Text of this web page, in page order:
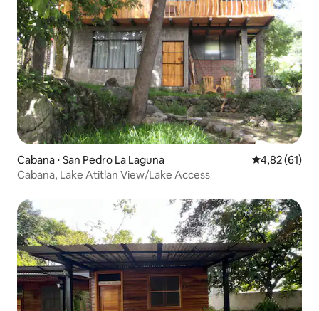
Cabana ⋅ San Pedro La Laguna 4,82 de uma
4,82 (61)
Cabana, Lake Atitlan View/Lake Access